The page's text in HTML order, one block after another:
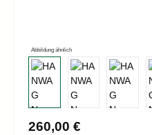
Abbildung ähnlich
Regulärer Preis:
260,00 €